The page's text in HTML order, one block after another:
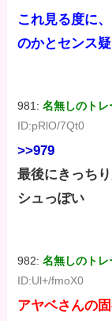
これ見る度に
のかとセンス
981:名無しのトレ
ID:pRlO/7Qt0
>>979
最後にきっち
シュっぽい
982:名無しのトレ
ID:Ul+/fmoX0
アヤベさんの